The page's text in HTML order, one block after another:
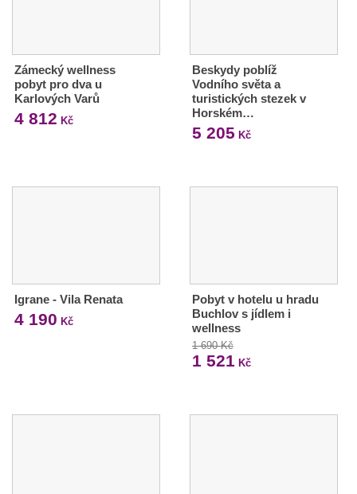
Zámecký wellness
pobyt pro dva u
Karlových Varů
4 812 Kč
Beskydy poblíž
Vodního světa a
turistických stezek v
Horském…
5 205 Kč
Igrane - Vila Renata
4 190 Kč
Pobyt v hotelu u hradu
Buchlov s jídlem i
wellness
1 690 Kč
1 521 Kč